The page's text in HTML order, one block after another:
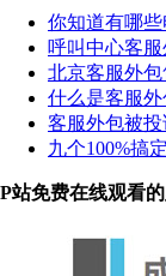
你知道有哪
呼叫中心客
北京客服外
什么是客服外
客服外包被
九个100%搞
P站免费在线观看的